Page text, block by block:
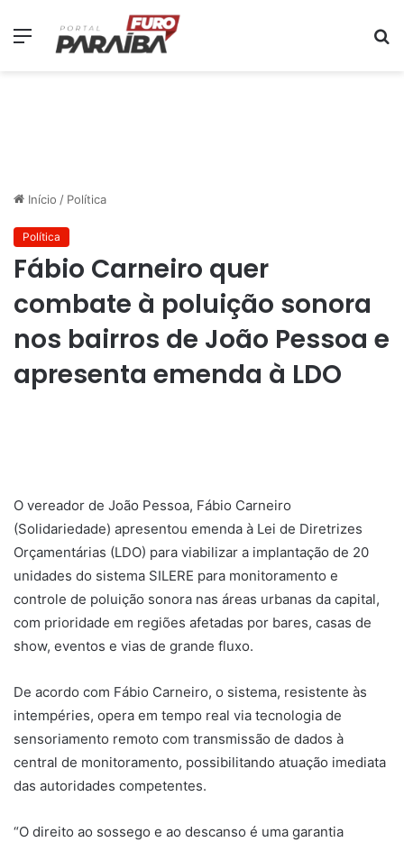
Menu
Início / Política
Política
Fábio Carneiro quer
combate à poluição sonora
nos bairros de João Pessoa e
apresenta emenda à LDO
O vereador de João Pessoa, Fábio Carneiro
(Solidariedade) apresentou emenda à Lei de Diretrizes
Orçamentárias (LDO) para viabilizar a implantação de 20
unidades do sistema SILERE para monitoramento e
controle de poluição sonora nas áreas urbanas da capital,
com prioridade em regiões afetadas por bares, casas de
show, eventos e vias de grande fluxo.
De acordo com Fábio Carneiro, o sistema, resistente às
intempéries, opera em tempo real via tecnologia de
sensoriamento remoto com transmissão de dados à
central de monitoramento, possibilitando atuação imediata
das autoridades competentes.
“O direito ao sossego e ao descanso é uma garantia